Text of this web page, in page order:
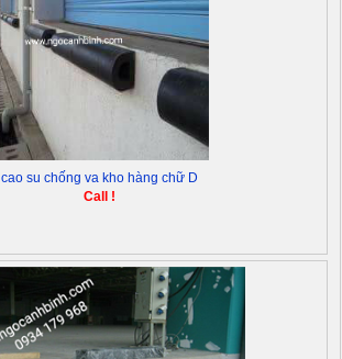
cao su chống va kho hàng chữ D
Call !